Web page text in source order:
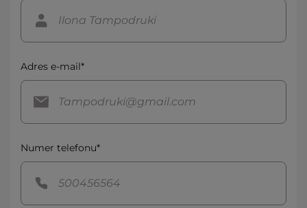
Adres e-mail*
Numer telefonu*